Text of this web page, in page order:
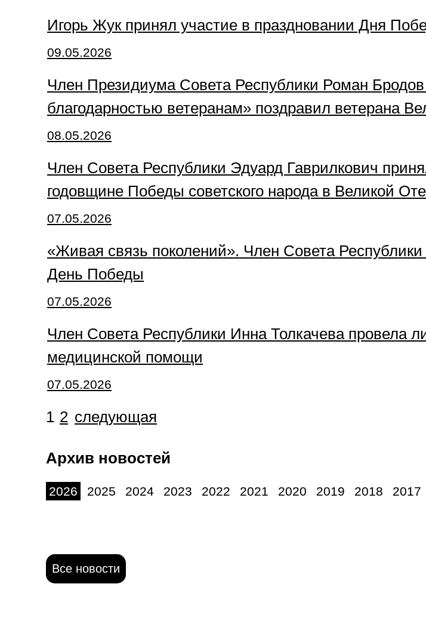
Игорь Жук принял участие в праздновании Дня
09.05.2026
Член Президиума Совета Республики Роман
благодарностью ветеранам» поздравил ветерана
08.05.2026
Член Совета Республики Эдуард Гаврилкович
годовщине Победы советского народа в Великой
07.05.2026
«Живая связь поколений». Член Совета
День Победы
07.05.2026
Член Совета Республики Инна Толкачева провела
медицинской помощи
07.05.2026
1 2 следующая
Архив новостей
2026 2025 2024 2023 2022 2021 2020 2019 2018 2017
Все новости